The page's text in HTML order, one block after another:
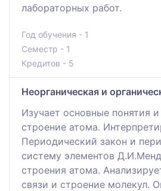
лабораторных работ.
Год обучения - 1
Семестр - 1
Кредитов - 5
Неорганическая и
Изучает основные понятия
строение атома.
Периодический закон и
систему элементов
строения атома.
связи и строение молекул.